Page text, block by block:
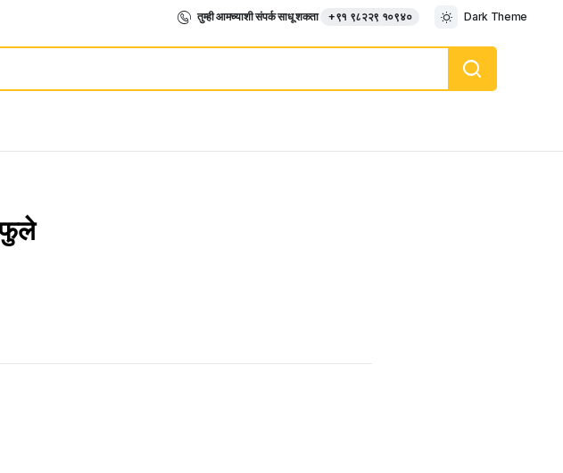
तुम्ही आमच्याशी संपर्क साधू शकता +९१ ९८२२९ १०९४० Dark Theme
फुले